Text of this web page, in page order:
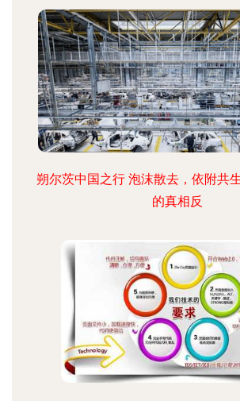
朔尔茨中国之行 泡沫散去，依附共
的真相反